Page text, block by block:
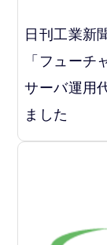
日刊工業新
「フュー
サーバ運用
ました